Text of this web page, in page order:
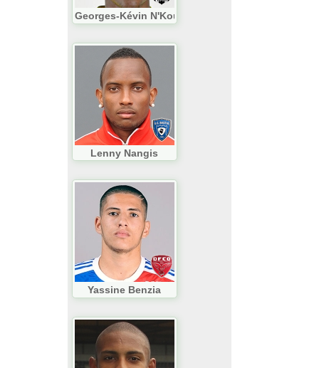
Georges-Kévin N'Koudou
Lenny Nangis
Yassine Benzia